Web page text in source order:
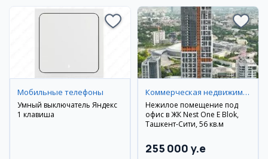
Мобильные телефоны
Умный выключатель Яндекс
1 клавиша
Коммерческая недвижимость
Нежилое помещение под
офис в ЖК Nest One E Blok,
Ташкент-Сити, 56 кв.м
255 000 y.e